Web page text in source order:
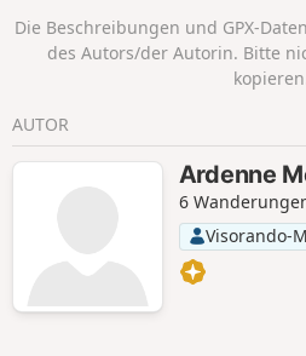
Wanderung Nr. 1 verbinden, die
verlängern würde.
Die Beschreibungen und GPX-
des Autors/der Autorin. Bitte
AUTOR
Ardenne
6
Visorando-